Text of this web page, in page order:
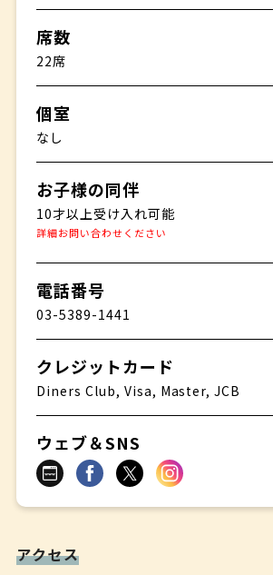
席数
22席
個室
なし
お子様の同伴
10才以上受け入れ可能
詳細お問い合わせください
電話番号
03-5389-1441
クレジットカード
Diners Club, Visa, Master, JCB
ウェブ＆SNS
アクセス